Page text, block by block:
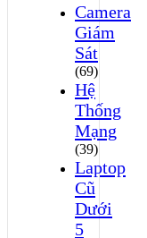
Camera
Giám
Sát
(69)
Hệ
Thống
Mạng
(39)
Laptop
Cũ
Dưới
5